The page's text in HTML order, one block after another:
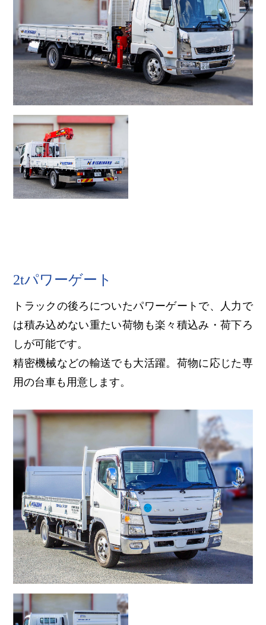
2tパワーゲート
トラックの後ろについたパワーゲートで、人力で
は積み込めない重たい荷物も楽々積込み・荷下ろ
しが可能です。
精密機械などの輸送でも大活躍。荷物に応じた専
用の台車も用意します。